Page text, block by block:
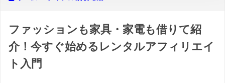
ファッションも家具・家電も借りて紹
介！今すぐ始めるレンタルアフィリエイ
ト入門